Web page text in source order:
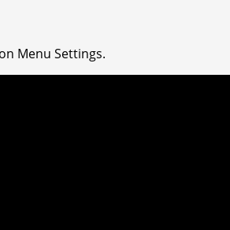
Menu Settings.